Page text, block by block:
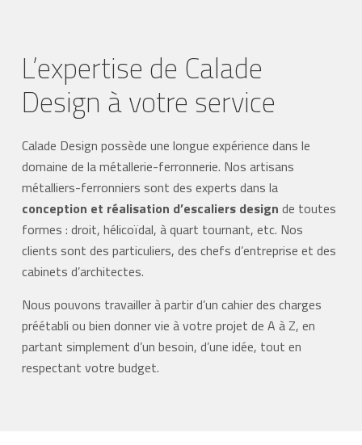
L’expertise de Calade
Design à votre service
Calade Design possède une longue expérience dans le
domaine de la métallerie-ferronnerie. Nos artisans
métalliers-ferronniers sont des experts dans la
conception et réalisation d’escaliers design de toutes
formes : droit, hélicoïdal, à quart tournant, etc. Nos
clients sont des particuliers, des chefs d’entreprise et des
cabinets d’architectes.
Nous pouvons travailler à partir d’un cahier des charges
préétabli ou bien donner vie à votre projet de A à Z, en
partant simplement d’un besoin, d’une idée, tout en
respectant votre budget.